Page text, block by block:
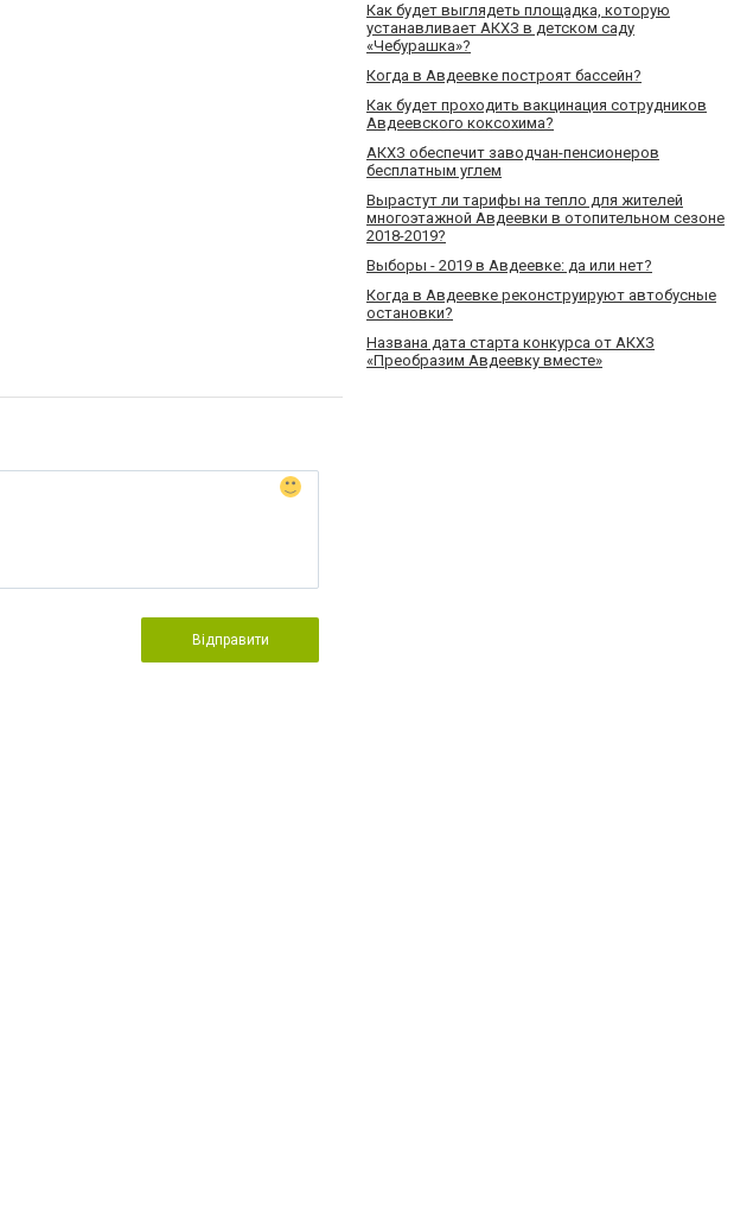
Как будет выглядеть площадка, которую
устанавливает АКХЗ в детском саду
«Чебурашка»?
Когда в Авдеевке построят бассейн?
Как будет проходить вакцинация сотрудников
Авдеевского коксохима?
АКХЗ обеспечит заводчан-пенсионеров
бесплатным углем
Вырастут ли тарифы на тепло для жителей
многоэтажной Авдеевки в отопительном сезоне
2018-2019?
Выборы - 2019 в Авдеевке: да или нет?
Когда в Авдеевке реконструируют автобусные
остановки?
Названа дата старта конкурса от АКХЗ
«Преобразим Авдеевку вместе»
Відправити